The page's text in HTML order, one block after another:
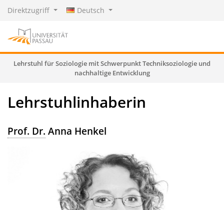
Direktzugriff Deutsch
Lehrstuhl für Soziologie mit Schwerpunkt Techniksoziologie und
nachhaltige Entwicklung
Lehrstuhlinhaberin
Prof. Dr. Anna Henkel